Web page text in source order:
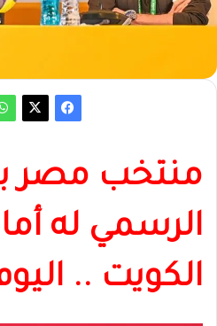
منتخب مصر
الرسمي له
الكويت ..